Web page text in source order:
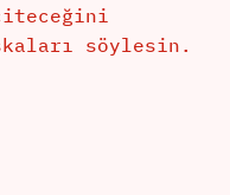
söylesin.